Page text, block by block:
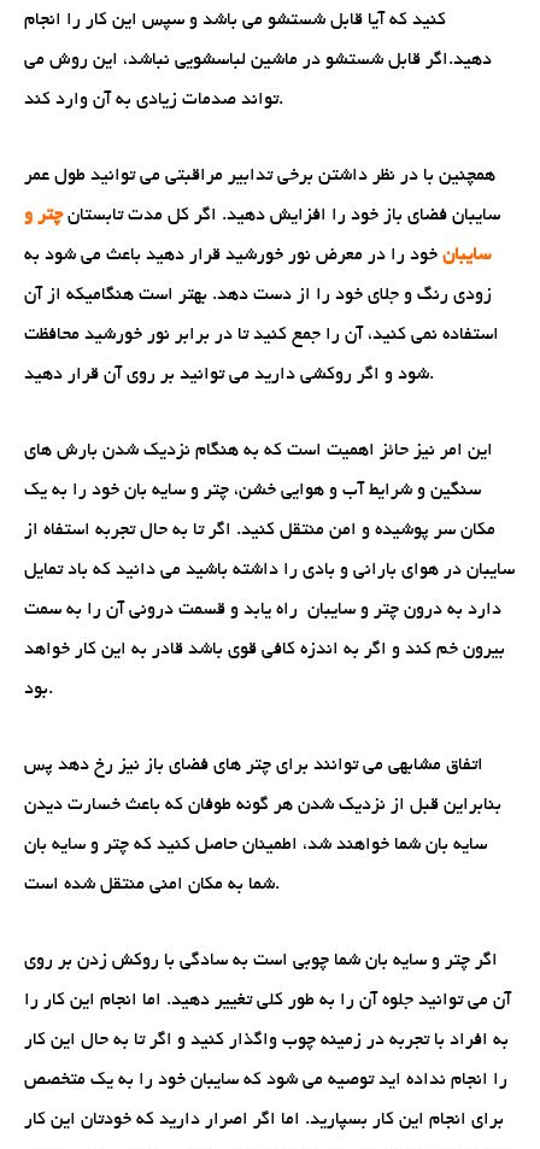
کنید که آیا قابل شستشو می باشد و سپس این کار را انجام
دهید.اگر قابل شستشو در ماشین لباسشویی نباشد، این روش می
تواند صدمات زیادی به آن وارد کند.
همچنین با در نظر داشتن برخی تدابیر مراقبتی می توانید طول عمر
سایبان فضای باز خود را افزایش دهید. اگر کل مدت تابستانچتر و
سایبان خود را در معرض نور خورشید قرار دهید باعث می شود به
زودی رنگ و جلای خود را از دست دهد. بهتر است هنگامیکه از آن
استفاده نمی کنید، آن را جمع کنید تا در برابر نور خورشید محافظت
شود و اگر روکشی دارید می توانید بر روی آن قرار دهید.
این امر نیز حائز اهمیت است که به هنگام نزدیک شدن بارش های
سنگین و شرایط آب و هوایی خشن، چتر و سایه بان خود را به یک
مکان سر پوشیده و امن منتقل کنید. اگر تا به حال تجربه استفاه از
سایبان در هوای بارانی و بادی را داشته باشید می دانید که باد تمایل
دارد به درون چتر و سایبان راه یابد و قسمت درونی آن را به سمت
بیرون خم کند و اگر به اندزه کافی قوی باشد قادر به این کار خواهد
بود.
اتفاق مشابهی می توانند برای چتر های فضای باز نیز رخ دهد پس
بنابراین قبل از نزدیک شدن هر گونه طوفان که باعث خسارت دیدن
سایه بان شما خواهند شد، اطمینان حاصل کنید که چتر و سایه بان
شما به مکان امنی منتقل شده است.
اگر چتر و سایه بان شما چوبی است به سادگی با روکش زدن بر روی
آن می توانید جلوه آن را به طور کلی تغییر دهید. اما انجام این کار را
به افراد با تجربه در زمینه چوب واگذار کنید و اگر تا به حال این کار
را انجام نداده اید توصیه می شود که سایبان خود را به یک متخصص
برای انجام این کار بسپارید. اما اگر اصرار دارید که خودتان این کار